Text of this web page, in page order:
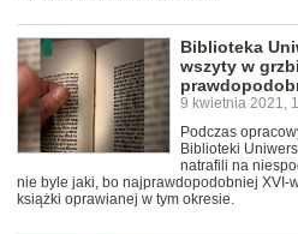
Biblioteka
wszyty w
9 kwietnia 2021,
Podczas
Biblioteki
natrafili na
nie byle jaki, bo najprawdopodobniej XVI-
książki oprawianej w tym okresie.